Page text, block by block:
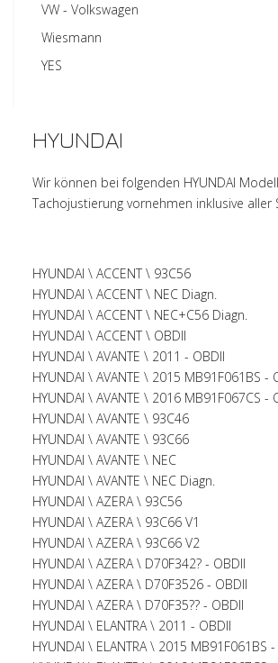
VW - Volkswagen
Wiesmann
YES
HYUNDAI
Wir können bei folgenden HYUNDAI
Tachojustierung vornehmen inklusive aller
HYUNDAI \ ACCENT \ 93C56
HYUNDAI \ ACCENT \ NEC Diagn.
HYUNDAI \ ACCENT \ NEC+C56 Diagn.
HYUNDAI \ ACCENT \ OBDII
HYUNDAI \ AVANTE \ 2011 - OBDII
HYUNDAI \ AVANTE \ 2015 MB91F061BS -
HYUNDAI \ AVANTE \ 2016 MB91F067CS -
HYUNDAI \ AVANTE \ 93C46
HYUNDAI \ AVANTE \ 93C66
HYUNDAI \ AVANTE \ NEC
HYUNDAI \ AVANTE \ NEC Diagn.
HYUNDAI \ AZERA \ 93C56
HYUNDAI \ AZERA \ 93C66 V1
HYUNDAI \ AZERA \ 93C66 V2
HYUNDAI \ AZERA \ D70F342? - OBDII
HYUNDAI \ AZERA \ D70F3526 - OBDII
HYUNDAI \ AZERA \ D70F35?? - OBDII
HYUNDAI \ ELANTRA \ 2011 - OBDII
HYUNDAI \ ELANTRA \ 2015 MB91F061BS -